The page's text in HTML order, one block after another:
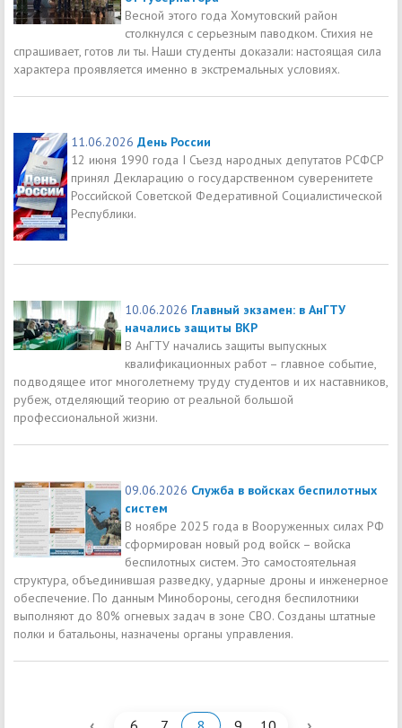
Весной этого года Хомутовский район
столкнулся с серьезным паводком. Стихия не
спрашивает, готов ли ты. Наши студенты доказали: настоящая сила
характера проявляется именно в экстремальных условиях.
11.06.2026 День России
12 июня 1990 года I Съезд народных депутатов РСФСР
принял Декларацию о государственном суверенитете
Российской Советской Федеративной Социалистической
Республики.
10.06.2026 Главный экзамен: в АнГТУ
начались защиты ВКР
В АнГТУ начались защиты выпускных
квалификационных работ – главное событие,
подводящее итог многолетнему труду студентов и их наставников,
рубеж, отделяющий теорию от реальной большой
профессиональной жизни.
09.06.2026 Служба в войсках беспилотных
систем
В ноябре 2025 года в Вооруженных силах РФ
сформирован новый род войск – войска
беспилотных систем. Это самостоятельная
структура, объединившая разведку, ударные дроны и инженерное
обеспечение. По данным Минобороны, сегодня беспилотники
выполняют до 80% огневых задач в зоне СВО. Созданы штатные
полки и батальоны, назначены органы управления.